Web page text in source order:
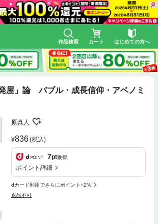
作品検索 カート はじめての方へ
屋」論 バブル・成長信仰・アベノミ
原真人
836(税込)
7pt獲得
ポイント詳細
dカード利用でさらにポイント+2%
返品不可